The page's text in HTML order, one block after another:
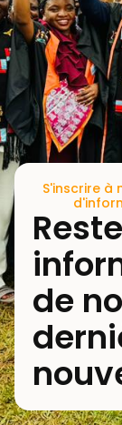
S'inscrire à
de